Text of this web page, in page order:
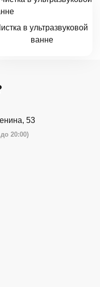
в ультразвуковой
ванне
53
20:00)